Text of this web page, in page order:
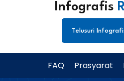
Infografis
Telusuri
FAQ Prasyarat